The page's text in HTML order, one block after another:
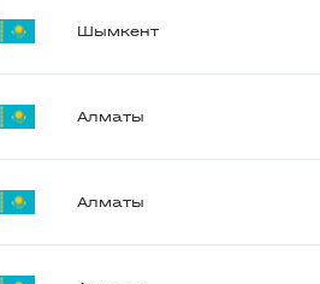
Шымкент
Алматы
Алматы